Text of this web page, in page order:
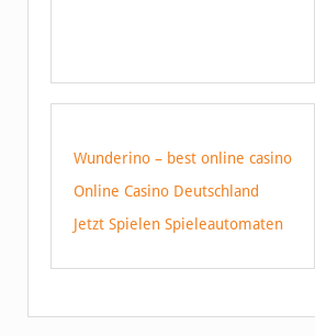
Wunderino – best online casino
Online Casino Deutschland
Jetzt Spielen Spieleautomaten